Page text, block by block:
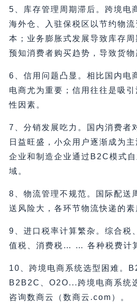
5、库存管理周期滞后。跨境电
海外仓、入驻保税区以节约物
本；业务膨胀式发展导致库存
预知消费者购买趋势，导致货物
6、信用问题凸显。相比国内电
电商尤为重要；信用往往是吸
性因素。
7、分销发展吃力。国内消费者
日益旺盛，小众用户逐渐成为
企业和制造企业通过B2C模式
域。
8、物流管理不规范。国际配送
送风险大，各环节物流快递的素
9、进口税率计算繁杂。综合税
值税、消费税… … 各种税费计
10、跨境电商系统选型困难。
B2B2C、O2O...跨境电商系统
咨询数商云（数商云.com）。